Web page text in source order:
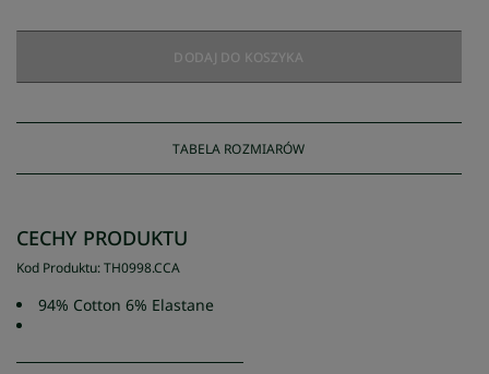
DODAJ DO KOSZYKA
TABELA ROZMIARÓW
CECHY PRODUKTU
Kod Produktu:TH0998.CCA
94% Cotton 6% Elastane